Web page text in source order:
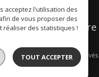
espace propriétaire
© 2026 | Tous droits
acceptez l'utilisation des
de vous proposer des
réaliser des statistiques !
TOUT ACCEPTER